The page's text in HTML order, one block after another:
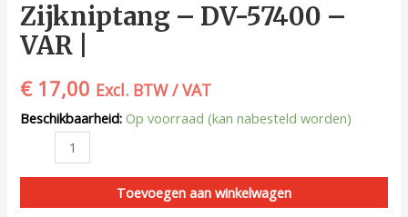
Zijkniptang – DV-57400 –
VAR |
€17,00 Excl. BTW / VAT
Beschikbaarheid: Op voorraad (kan nabesteld worden)
Toevoegen aan winkelwagen